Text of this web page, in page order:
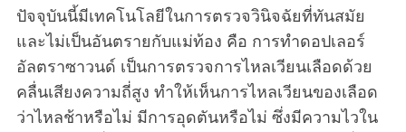
ปัจจุบันนี้มีเทคโนโลยีในการตรวจวินิจฉัยที่ทันสมัย
และไม่เป็นอันตรายกับแม่ท้อง คือ การทำดอปเลอร์
อัลตราซาวนด์ เป็นการตรวจการไหลเวียนเลือดด้วย
คลื่นเสียงความถี่สูง ทำให้เห็นการไหลเวียนของเลือด
ว่าไหลช้าหรือไม่ มีการอุดตันหรือไม่ ซึ่งมีความไวใน